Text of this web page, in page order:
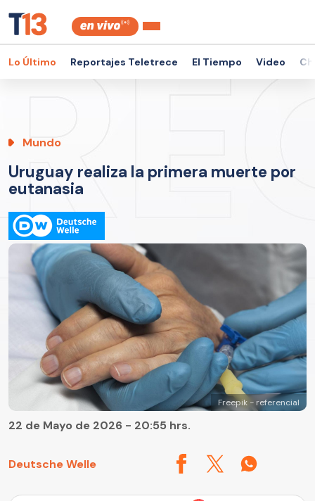
Lo Último Reportajes Teletrece El Tiempo Video
Mundo
Uruguay realiza la primera muerte por
eutanasia
Freepik - referencial
Deutsche Welle
22 de Mayo de 2026 - 20:55 hrs.